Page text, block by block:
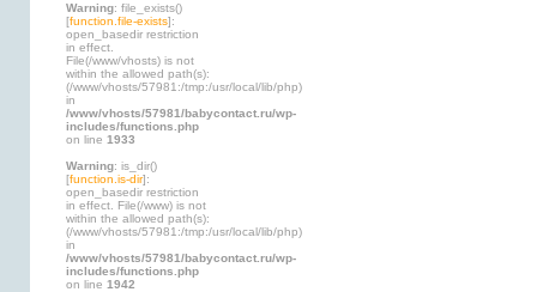
Warning: file_exists()
[function.file-exists]:
open_basedir restriction
in effect.
File(/www/vhosts) is not
within the allowed path(s):
(/www/vhosts/57981:/tmp:/usr/local/lib/php)
in
/www/vhosts/57981/babycontact.ru/wp-
includes/functions.php
on line 1933
Warning: is_dir()
[function.is-dir]:
open_basedir restriction
in effect. File(/www) is not
within the allowed path(s):
(/www/vhosts/57981:/tmp:/usr/local/lib/php)
in
/www/vhosts/57981/babycontact.ru/wp-
includes/functions.php
on line 1942